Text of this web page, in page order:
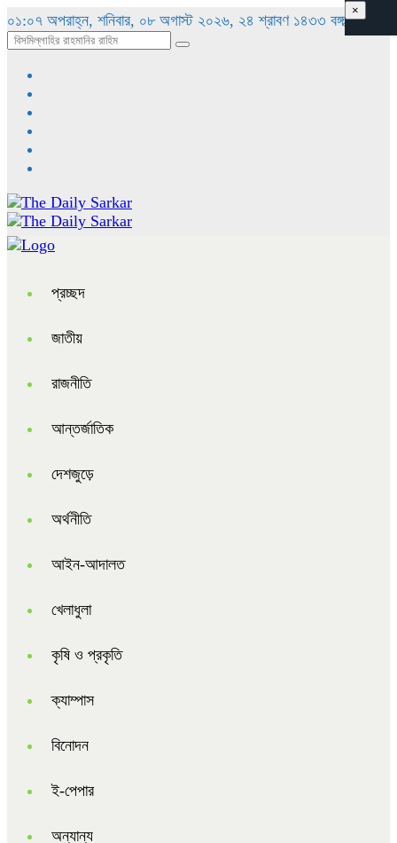
০১:০৭ অপরাহ্ন, শনিবার, ০৮ অগাস্ট ২০২৬, ২৪ শ্রাবণ ১৪৩৩ বঙ্গাব্দ
প্রচ্ছদ
জাতীয়
রাজনীতি
আন্তর্জাতিক
দেশজুড়ে
অর্থনীতি
আইন-আদালত
খেলাধুলা
কৃষি ও প্রকৃতি
ক্যাম্পাস
বিনোদন
ই-পেপার
অন্যান্য
×